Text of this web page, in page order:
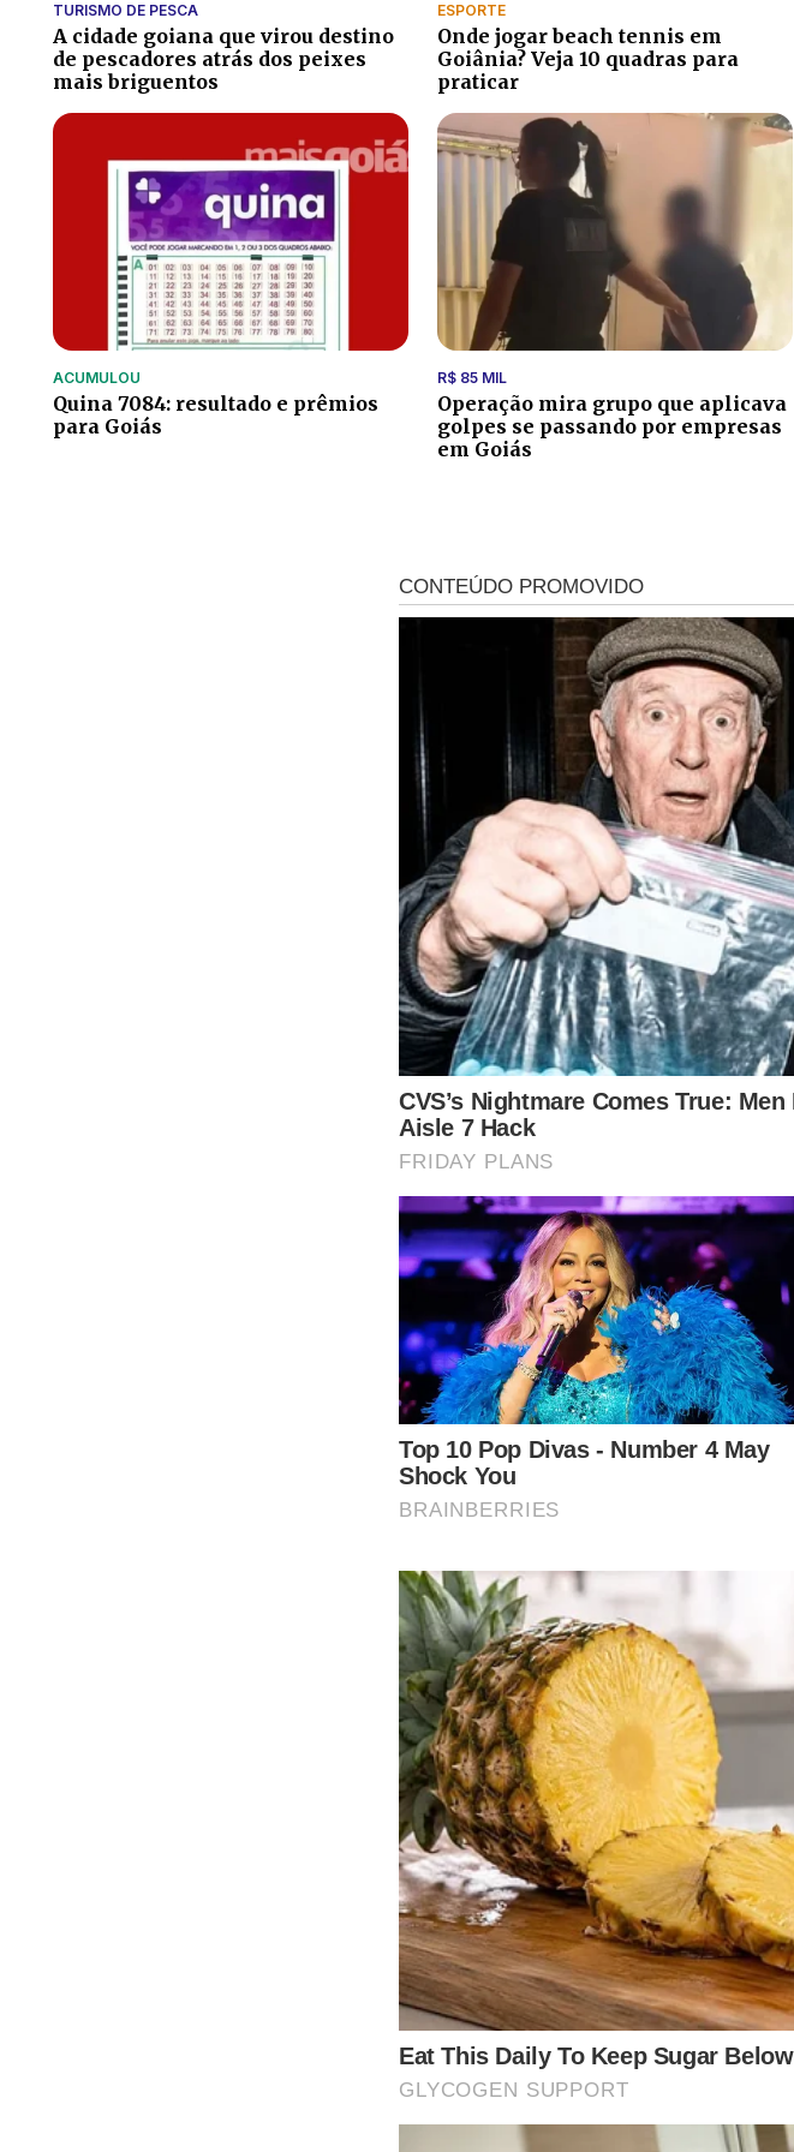
TURISMO DE PESCA
A cidade goiana que virou destino
de pescadores atrás dos peixes
mais briguentos
ESPORTE
Onde jogar beach tennis em
Goiânia? Veja 10 quadras para
praticar
ACUMULOU
Quina 7084: resultado e prêmios
para Goiás
R$ 85 MIL
Operação mira grupo que aplicava
golpes se passando por empresas
em Goiás